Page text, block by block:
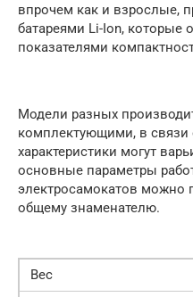
впрочем как и взрослые,
батареями Li-Ion, которые
показателями
Модели разных
комплектующими, в
характеристики могут
основные параметры
электросамокатов можно
общему знаменателю.
Вес